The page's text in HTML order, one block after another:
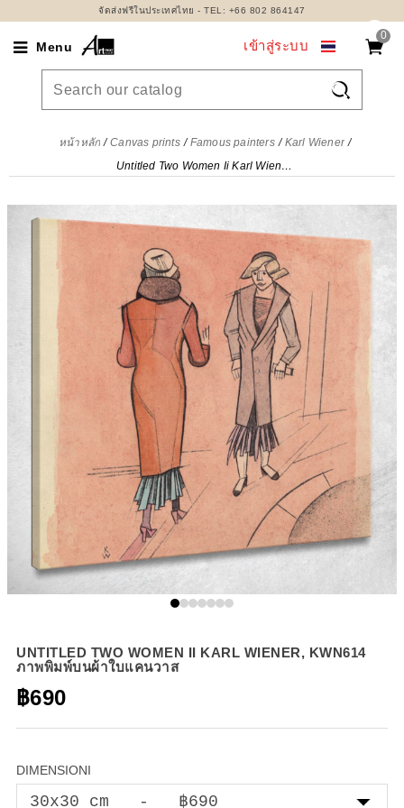
จัดส่งฟรีในประเทศไทย - TEL: +66 802 864147
Menu
0

เข้าสู่ระบบ
หน้าหลัก Canvas prints Famous painters
Karl Wiener
Untitled Two Women Ii Karl Wiener, kwn614 ภาพพิมพ์บนผ้าใบแคนวาส
UNTITLED TWO WOMEN II KARL WIENER, KWN614
ภาพพิมพ์บนผ้าใบแคนวาส
฿690
DIMENSIONI